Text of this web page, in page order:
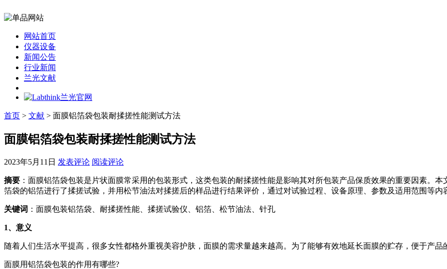
网站首页
仪器设备
新闻公告
行业新闻
兰光文献
首页 > 文献 > 面膜铝箔袋包装耐揉搓性能测试方法
面膜铝箔袋包装耐揉搓性能测试方法
2023年5月11日 发表评论 阅读评论
摘要 ：面膜铝箔袋包装是片状面膜常采用的包装形式，这类包装的耐揉搓性能是影响其对所包装产品保质效果的重要因素。
箔袋的铝箔进行了揉搓试验，并用松节油法对揉搓后的样品进行结果评价，通过对试验过程、设备原理、参数及适用范围等
关键词 ：面膜包装铝箔袋、耐揉搓性能、揉搓试验仪、铝箔、松节油法、针孔
1、意义
随着人们生活水平提高，很多女性都格外重视美容护肤，面膜的需求量越来越高。为了能够有效地延长面膜的贮存，便于产
面膜用铝箔袋包装的作用有哪些?